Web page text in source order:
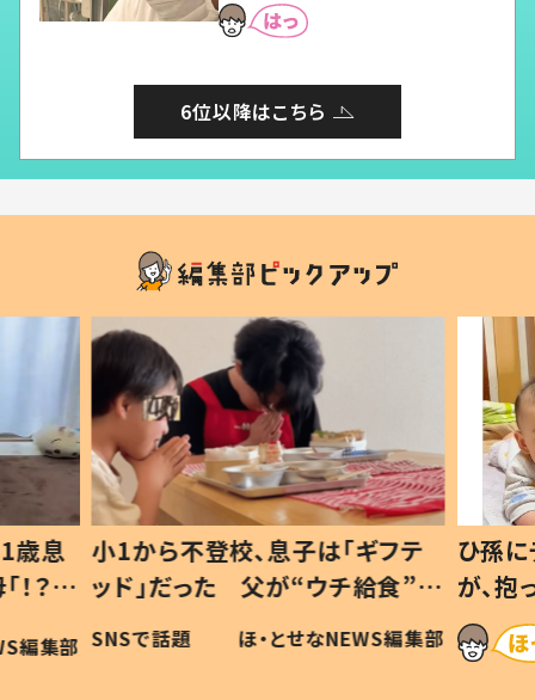
6位以降はこちら
歳息
？」
編集部
小1から不登校、息子は「ギフテ
ッド」だった 父が“ウチ給食”を
作り続ける理由とは #令和の親
#令和の子
SNSで話題 ほ・とせなNEWS編集部
ひ孫
が、
「涙が
い」